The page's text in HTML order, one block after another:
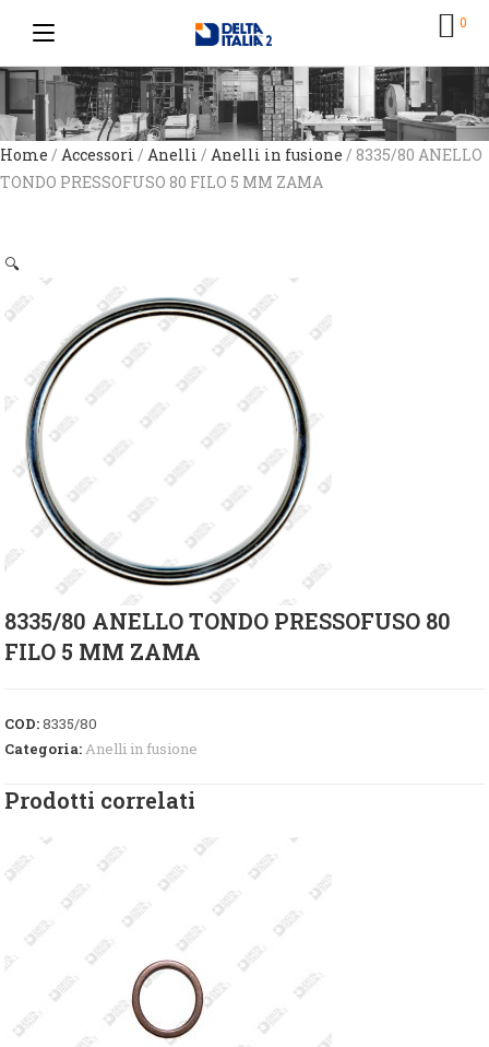
0
Home / Accessori / Anelli / Anelli in fusione / 8335/80 ANELLO
TONDO PRESSOFUSO 80 FILO 5 MM ZAMA
🔍
8335/80 ANELLO TONDO PRESSOFUSO 80
FILO 5 MM ZAMA
COD:8335/80
Categoria:Anelli in fusione
Prodotti correlati